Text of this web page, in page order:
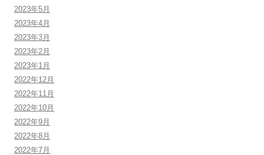
2023年5月
2023年4月
2023年3月
2023年2月
2023年1月
2022年12月
2022年11月
2022年10月
2022年9月
2022年8月
2022年7月